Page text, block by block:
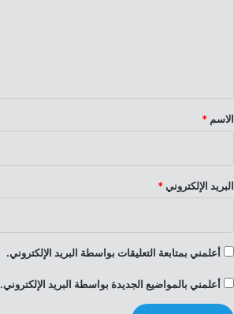
*
الاسم *
البريد الإلكتروني *
أعلمني بمتابعة التعليقات بواسطة البريد الإلكتروني.
أعلمني بالمواضيع الجديدة بواسطة البريد الإلكتروني.